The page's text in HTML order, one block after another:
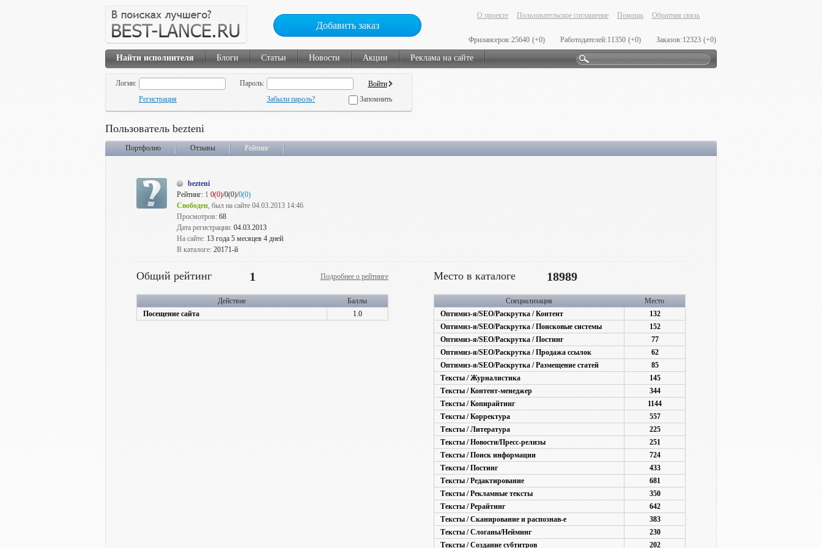
Добавить заказ
О проекте Пользовательское соглашение Помощь Обратная связь
Фрилансеров:25640 (+0) Работодателей:11350 (+0) Заказов:12323 (+0)
Найти исполнителя Блоги Статьи Новости Акции Реклама на сайте
Логин:
Пароль:
Регистрация
Забыли пароль? Запомнить
Пользователь bezteni
Портфолио Отзывы Рейтинг
bezteni
Рейтинг: 1 0(0)/0(0)/0(0)
Свободен, был на сайте 04.03.2013 14:46
Просмотров: 68
Дата регистрации: 04.03.2013
На сайте: 13 года 5 месяцев 4 дней
В каталоге: 20171-й
Общий рейтинг 1 Подробнее о рейтинге
Действие
Баллы
Посещение сайта
1.0
Место в каталоге 18989
Специализация
Место
Оптимиз-я/SEO/Раскрутка / Контент
132
Оптимиз-я/SEO/Раскрутка / Поисковые системы
152
Оптимиз-я/SEO/Раскрутка / Постинг
77
Оптимиз-я/SEO/Раскрутка / Продажа ссылок
62
Оптимиз-я/SEO/Раскрутка / Размещение статей
85
Тексты / Журналистика
145
Тексты / Контент-менеджер
344
Тексты / Копирайтинг
1144
Тексты / Корректура
557
Тексты / Литература
225
Тексты / Новости/Пресс-релизы
251
Тексты / Поиск информации
724
Тексты / Постинг
433
Тексты / Редактирование
681
Тексты / Рекламные тексты
350
Тексты / Рерайтинг
642
Тексты / Сканирование и распознав-е
383
Тексты / Слоганы/Нейминг
230
Тексты / Создание субтитров
202